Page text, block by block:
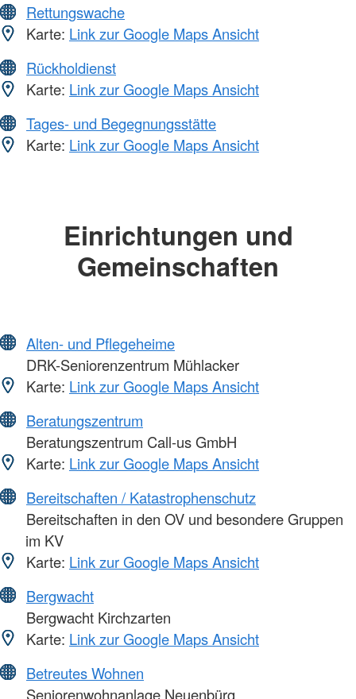
Rettungswache
Karte: Link zur Google Maps Ansicht
Rückholdienst
Karte: Link zur Google Maps Ansicht
Tages- und Begegnungsstätte
Karte: Link zur Google Maps Ansicht
Einrichtungen und
Gemeinschaften
Alten- und Pflegeheime
DRK-Seniorenzentrum Mühlacker
Karte: Link zur Google Maps Ansicht
Beratungszentrum
Beratungszentrum Call-us GmbH
Karte: Link zur Google Maps Ansicht
Bereitschaften / Katastrophenschutz
Bereitschaften in den OV und besondere Gruppen
im KV
Karte: Link zur Google Maps Ansicht
Bergwacht
Bergwacht Kirchzarten
Karte: Link zur Google Maps Ansicht
Betreutes Wohnen
Seniorenwohnanlage Neuenbürg